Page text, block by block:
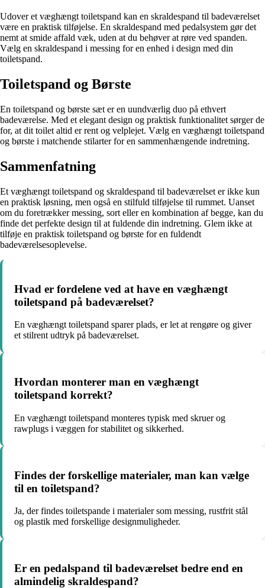
Udover et væghængt toiletspand kan en skraldespand til badeværelset
være en praktisk tilføjelse. En skraldespand med pedalsystem gør det
nemt at smide affald væk, uden at du behøver at røre ved spanden.
Vælg en skraldespand i messing for en enhed i design med din
toiletspand.
Toiletspand og Børste
En toiletspand og børste sæt er en uundværlig duo på ethvert
badeværelse. Med et elegant design og praktisk funktionalitet sørger de
for, at dit toilet altid er rent og velplejet. Vælg en væghængt toiletspand
og børste i matchende stilarter for en sammenhængende indretning.
Sammenfatning
Et væghængt toiletspand og skraldespand til badeværelset er ikke kun
en praktisk løsning, men også en stilfuld tilføjelse til rummet. Uanset
om du foretrækker messing, sort eller en kombination af begge, kan du
finde det perfekte design til at fuldende din indretning. Glem ikke at
tilføje en praktisk toiletspand og børste for en fuldendt
badeværelsesoplevelse.
Hvad er fordelene ved at have en væghængt
toiletspand på badeværelset?
En væghængt toiletspand sparer plads, er let at rengøre og giver
et stilrent udtryk på badeværelset.
Hvordan monterer man en væghængt
toiletspand korrekt?
En væghængt toiletspand monteres typisk med skruer og
rawplugs i væggen for stabilitet og sikkerhed.
Findes der forskellige materialer, man kan vælge
til en toiletspand?
Ja, der findes toiletspande i materialer som messing, rustfrit stål
og plastik med forskellige designmuligheder.
Er en pedalspand til badeværelset bedre end en
almindelig skraldespand?